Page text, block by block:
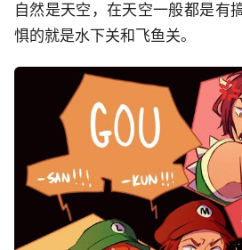
自然是天空，在天空一般都是有
惧的就是水下关和飞鱼关。